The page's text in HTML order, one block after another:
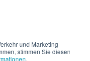
und Marketing-
stimmen Sie diesen
.
Wenn Sie auf
Verwendung von